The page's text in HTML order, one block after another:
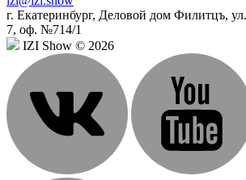
г. Екатеринбург, Деловой дом Филитцъ,
7, оф. №714/1
IZI Show © 2026